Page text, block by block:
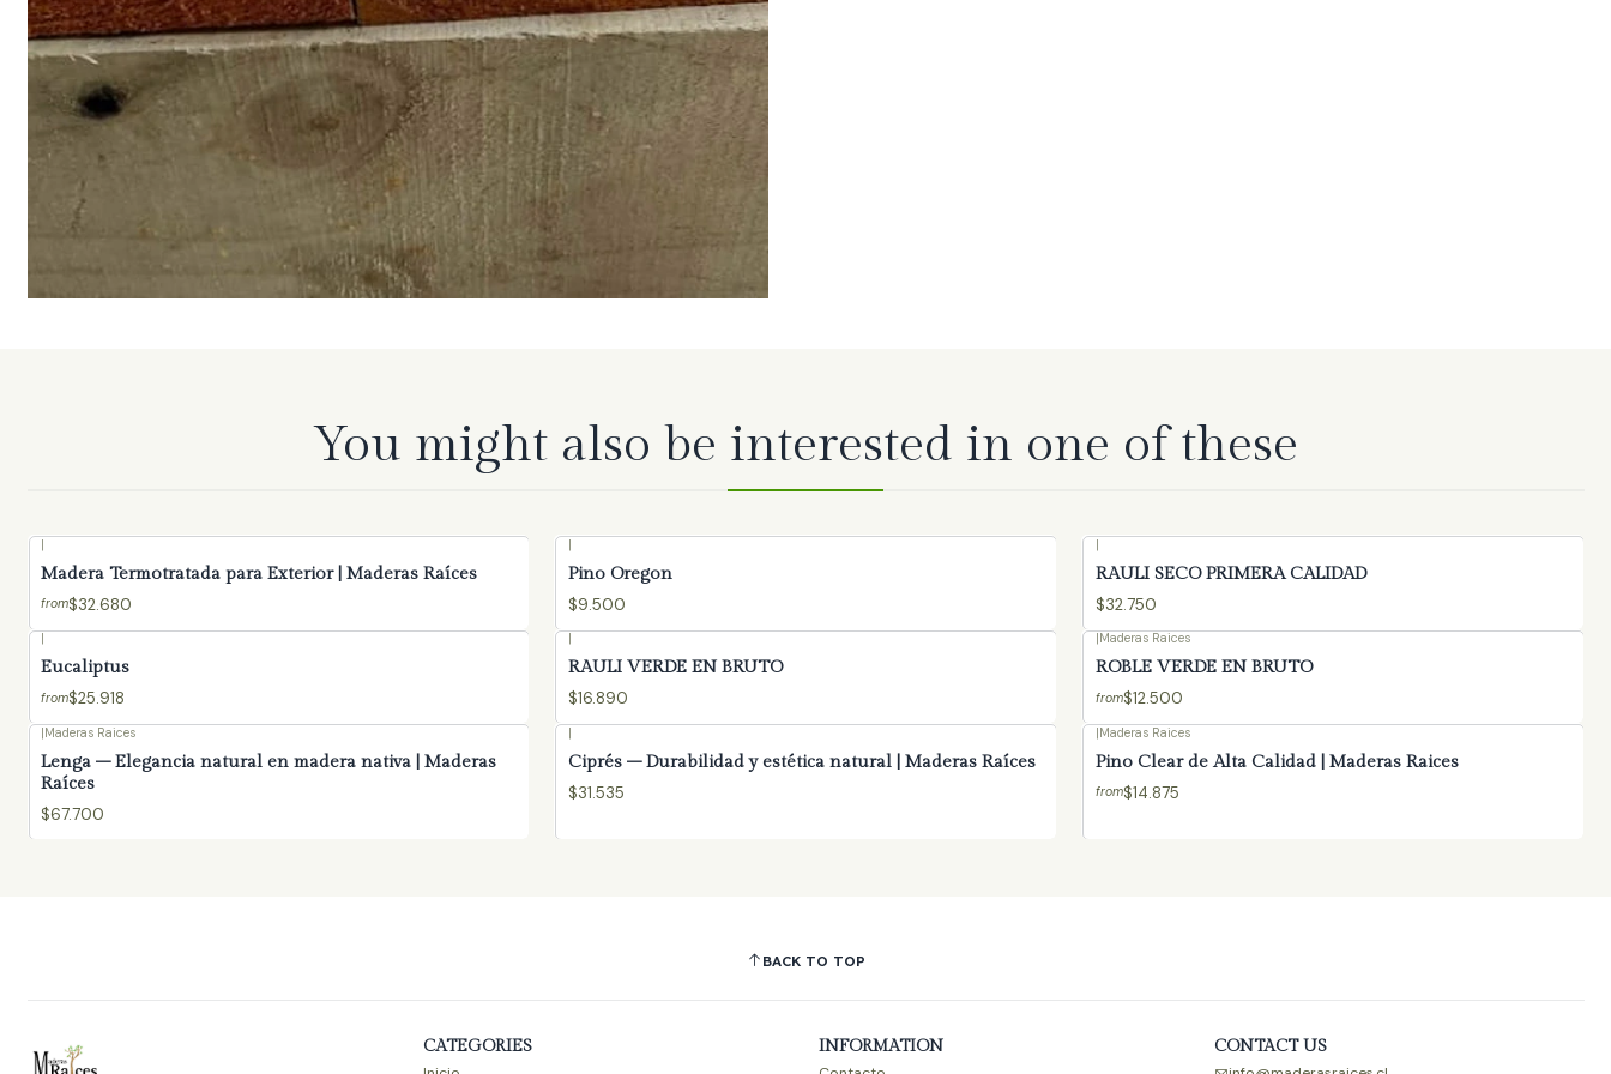
You might also be interested in one of these
|
Madera Termotratada para Exterior | Maderas Raíces
from$32.680
|
Pino Oregon
$9.500
|
RAULI SECO PRIMERA CALIDAD
$32.750
Eucaliptus
from$25.918
RAULI VERDE EN BRUTO
$16.890
Maderas Raices
ROBLE VERDE EN BRUTO
from$12.500
Maderas Raices
Lenga – Elegancia natural en madera nativa | Maderas
Raíces
$67.700
Ciprés – Durabilidad y estética natural | Maderas Raíces
$31.535
Maderas Raices
Pino Clear de Alta Calidad | Maderas Raices
from$14.875
BACK TO TOP
CATEGORIES
INFORMATION
CONTACT US